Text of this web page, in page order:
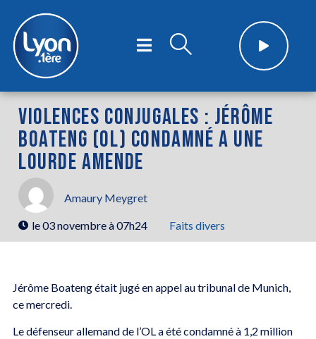
VIOLENCES CONJUGALES : JÉRÔME
BOATENG (OL) CONDAMNÉ A UNE
LOURDE AMENDE
Amaury Meygret
le03 novembre à 07h24 Faits divers
Jérôme Boateng était jugé en appel au tribunal de Munich,
ce mercredi.
Le défenseur allemand de l’OL a été condamné à 1,2 million